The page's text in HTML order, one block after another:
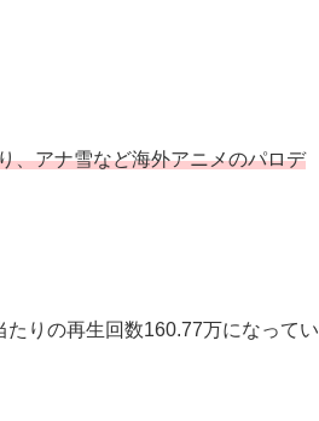
、アナ雪など海外アニメのパロデ
たりの再生回数160.77万になってい